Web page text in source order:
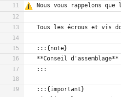
Nous vous rappelons